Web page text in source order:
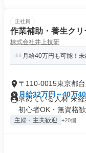
正社員
作業補助・養生クリ
株式会社井上技研
月給40万円も可能！
〒110-0015東京都
月給32万円～40万
求めている人材 未
初心者OK・無資格歓
主婦・主夫歓迎 +20個